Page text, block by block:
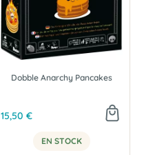
Dobble Anarchy Pancakes
15,50 €
EN STOCK